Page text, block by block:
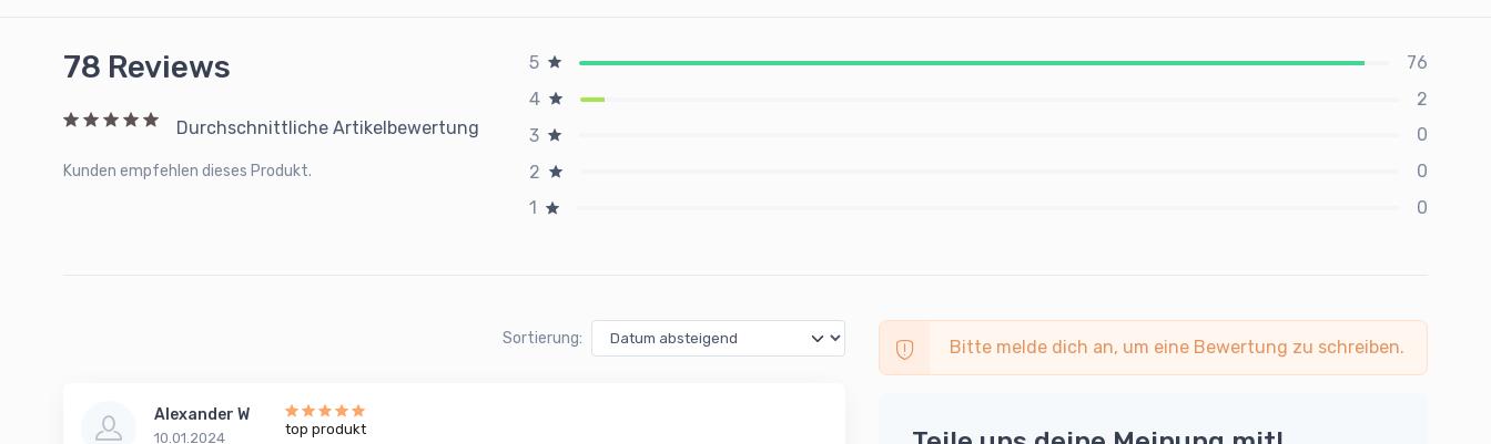
78 Reviews
Durchschnittliche Artikelbewertung
Kunden empfehlen dieses Produkt.
5
76
4
2
3
0
2
0
1
0
Sortierung:
Alexander W
10.01.2024
top produkt
Bitte melde dich an, um eine Bewertung zu schreiben.